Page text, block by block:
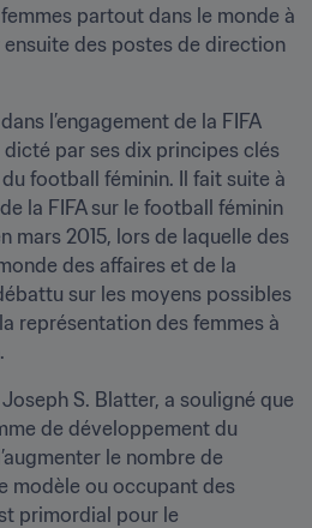
partout dans le monde à
des postes de direction
l’engagement de la FIFA
par ses dix principes clés
football féminin. Il fait suite à
la FIFA sur le football féminin
mars 2015, lors de laquelle des
des affaires et de la
sur les moyens possibles
représentation des femmes à
S. Blatter, a souligné que
de développement du
le nombre de
modèle ou occupant des
primordial pour le